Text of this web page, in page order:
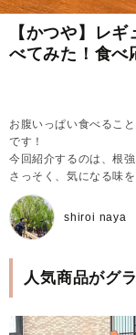
【かつや】レ
べてみた！食べ
お腹いっぱい食べるこ
です！
今回紹介するのは、根
さっそく、気になる味
shiroi naya
人気商品がグ